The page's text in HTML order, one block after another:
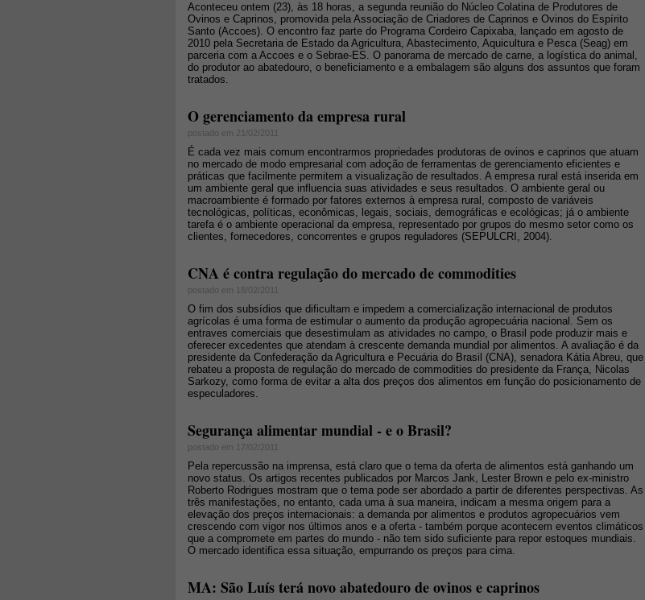
Aconteceu ontem (23), às 18 horas, a segunda reunião do Núcleo Colatina de Produtores de
Ovinos e Caprinos, promovida pela Associação de Criadores de Caprinos e Ovinos do Espírito
Santo (Accoes). O encontro faz parte do Programa Cordeiro Capixaba, lançado em agosto de
2010 pela Secretaria de Estado da Agricultura, Abastecimento, Aquicultura e Pesca (Seag) em
parceria com a Accoes e o Sebrae-ES. O panorama de mercado de carne, a logística do animal,
do produtor ao abatedouro, o beneficiamento e a embalagem são alguns dos assuntos que foram
tratados.
O gerenciamento da empresa rural
postado em 21/02/2011
É cada vez mais comum encontrarmos propriedades produtoras de ovinos e caprinos que atuam
no mercado de modo empresarial com adoção de ferramentas de gerenciamento eficientes e
práticas que facilmente permitem a visualização de resultados. A empresa rural está inserida em
um ambiente geral que influencia suas atividades e seus resultados. O ambiente geral ou
macroambiente é formado por fatores externos à empresa rural, composto de variáveis
tecnológicas, políticas, econômicas, legais, sociais, demográficas e ecológicas; já o ambiente
tarefa é o ambiente operacional da empresa, representado por grupos do mesmo setor como os
clientes, fornecedores, concorrentes e grupos reguladores (SEPULCRI, 2004).
CNA é contra regulação do mercado de commodities
postado em 18/02/2011
O fim dos subsídios que dificultam e impedem a comercialização internacional de produtos
agrícolas é uma forma de estimular o aumento da produção agropecuária nacional. Sem os
entraves comerciais que desestimulam as atividades no campo, o Brasil pode produzir mais e
oferecer excedentes que atendam à crescente demanda mundial por alimentos. A avaliação é da
presidente da Confederação da Agricultura e Pecuária do Brasil (CNA), senadora Kátia Abreu, que
rebateu a proposta de regulação do mercado de commodities do presidente da França, Nicolas
Sarkozy, como forma de evitar a alta dos preços dos alimentos em função do posicionamento de
especuladores.
Segurança alimentar mundial - e o Brasil?
postado em 17/02/2011
Pela repercussão na imprensa, está claro que o tema da oferta de alimentos está ganhando um
novo status. Os artigos recentes publicados por Marcos Jank, Lester Brown e pelo ex-ministro
Roberto Rodrigues mostram que o tema pode ser abordado a partir de diferentes perspectivas. As
três manifestações, no entanto, cada uma à sua maneira, indicam a mesma origem para a
elevação dos preços internacionais: a demanda por alimentos e produtos agropecuários vem
crescendo com vigor nos últimos anos e a oferta - também porque acontecem eventos climáticos
que a compromete em partes do mundo - não tem sido suficiente para repor estoques mundiais.
O mercado identifica essa situação, empurrando os preços para cima.
MA: São Luís terá novo abatedouro de ovinos e caprinos